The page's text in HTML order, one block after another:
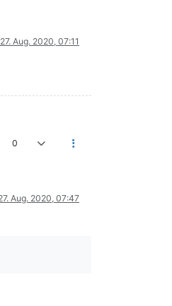
27. Aug. 2020, 07:11
0
Aug. 2020, 07:47